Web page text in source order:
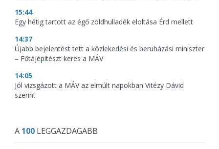
15:44
Egy hétig tartott az égő zöldhulladék eloltása Érd mellett
14:37
Újabb bejelentést tett a közlekedési és beruházási miniszter
– Főtájépítészt keres a MÁV
14:05
Jól vizsgázott a MÁV az elmúlt napokban Vitézy Dávid
szerint
A 100 LEGGAZDAGABB